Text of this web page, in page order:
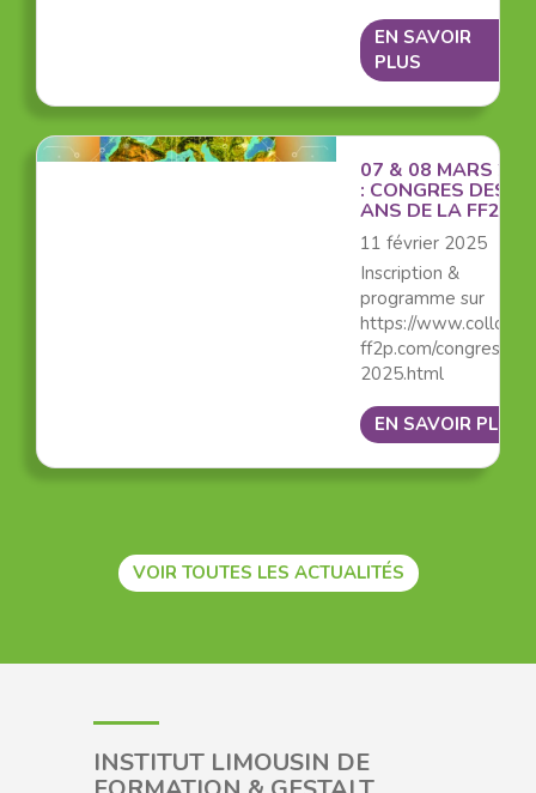
EN SAVOIR
PLUS
07 & 08 MARS
: CONGRES DES 30
ANS DE LA FF2P
11 février 2025
Inscription &
programme sur
https://
ff2p.com/congres-
2025.html
EN SAVOIR PLUS
VOIR TOUTES LES ACTUALITÉS
INSTITUT LIMOUSIN DE